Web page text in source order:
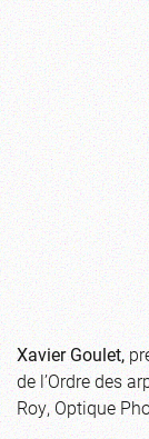
Xavier Goulet,
de l’Ordre des
Roy, Optique